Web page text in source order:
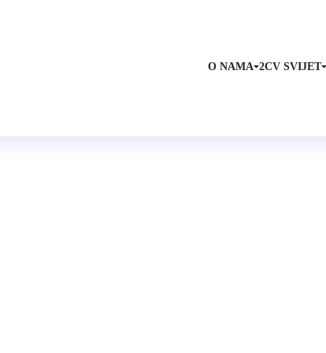
O NAMA 2CV SVIJET